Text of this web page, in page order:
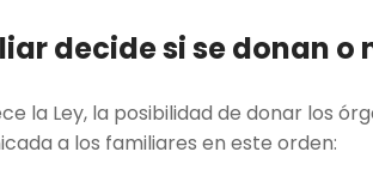
decide si se donan o
la Ley, la posibilidad de donar los
a los familiares en este orden: